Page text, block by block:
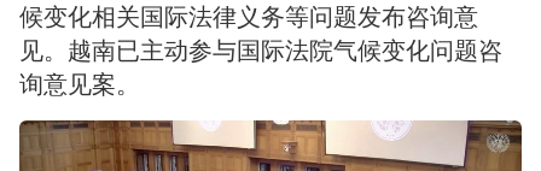
候变化相关国际法律义务等问题发布咨询意
见。越南已主动参与国际法院气候变化问题咨
询意见案。